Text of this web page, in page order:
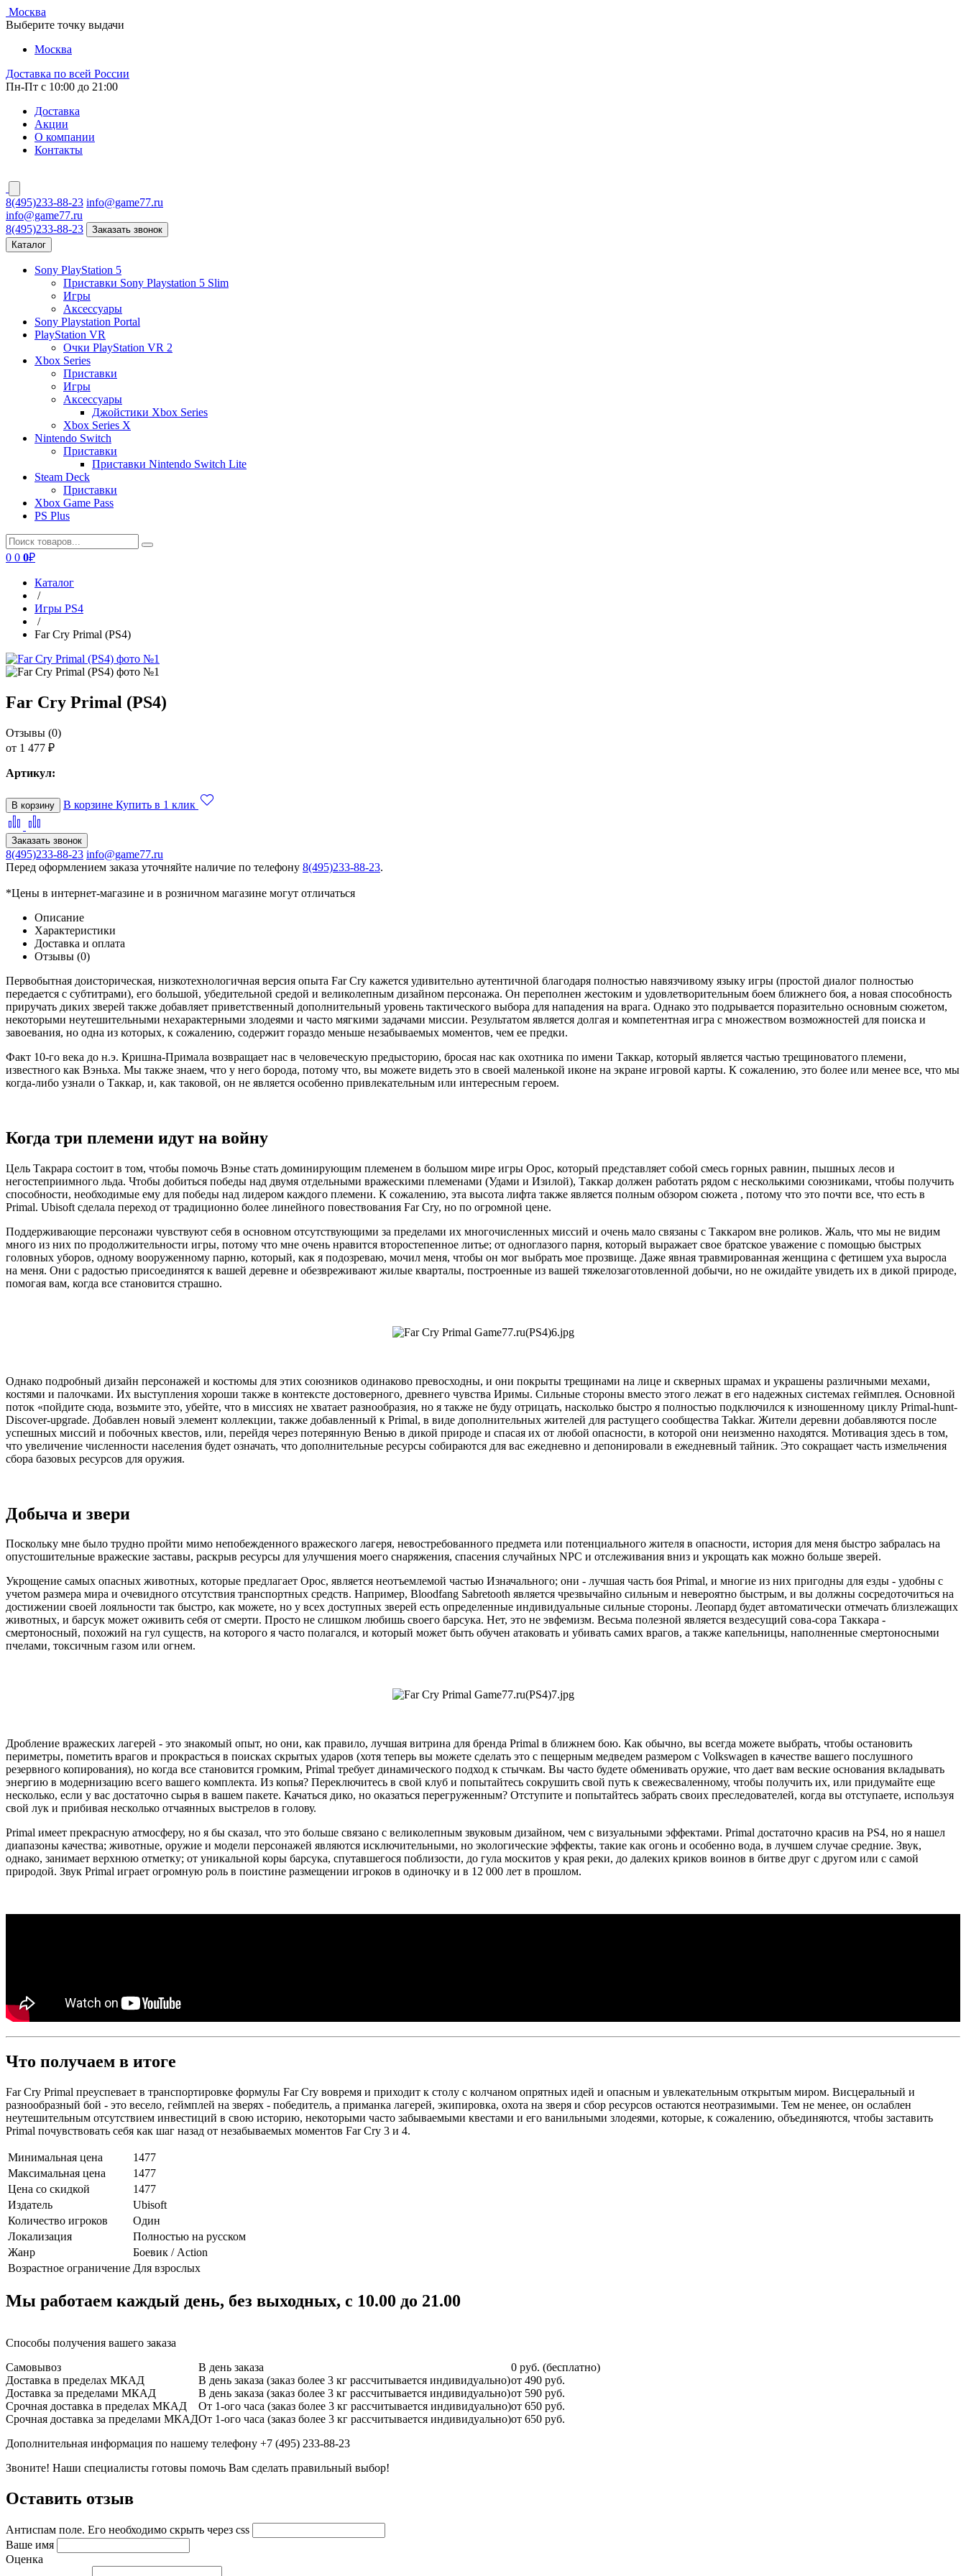
Москва
Выберите точку выдачи
Москва
Доставка по всей России
Пн-Пт с 10:00 до 21:00
Доставка
Акции
О компании
Контакты
8(495)233-88-23 info@game77.ru
info@game77.ru
8(495)233-88-23
Заказать звонок
Каталог
Sony PlayStation 5
Приставки Sony Playstation 5 Slim
Игры
Аксессуары
Sony Playstation Portal
PlayStation VR
Очки PlayStation VR 2
Xbox Series
Приставки
Игры
Аксессуары
Джойстики Xbox Series
Xbox Series X
Nintendo Switch
Приставки
Приставки Nintendo Switch Lite
Steam Deck
Приставки
Xbox Game Pass
PS Plus
0 0 0₽
Каталог
/
Игры PS4
/
Far Cry Primal (PS4)
Far Cry Primal (PS4)
Отзывы (0)
от 1 477 ₽
Артикул:
В корзину В корзине Купить в 1 клик
Заказать звонок
8(495)233-88-23 info@game77.ru
Перед оформлением заказа уточняйте наличие по телефону 8(495)233-88-23.
*Цены в интернет-магазине и в розничном магазине могут отличаться
Описание
Характеристики
Доставка и оплата
Отзывы (0)
Первобытная доисторическая, низкотехнологичная версия опыта Far Cry кажется удивительно аутентичной благодаря полностью навязчивому языку игры (простой диалог полностью
передается с субтитрами), его большой, убедительной средой и великолепным дизайном персонажа. Он переполнен жестоким и удовлетворительным боем ближнего боя, а новая способность
приручать диких зверей также добавляет приветственный дополнительный уровень тактического выбора для нападения на врага. Однако это подрывается поразительно основным сюжетом,
некоторыми неутешительными нехарактерными злодеями и часто мягкими задачами миссии. Результатом является долгая и компетентная игра с множеством возможностей для поиска и
завоевания, но одна из которых, к сожалению, содержит гораздо меньше незабываемых моментов, чем ее предки.
Факт 10-го века до н.э. Кришна-Примала возвращает нас в человеческую предысторию, бросая нас как охотника по имени Таккар, который является частью трещиноватого племени,
известного как Вэньха. Мы также знаем, что у него борода, потому что, вы можете видеть это в своей маленькой иконе на экране игровой карты. К сожалению, это более или менее все, что мы
когда-либо узнали о Таккар, и, как таковой, он не является особенно привлекательным или интересным героем.
Когда три племени идут на войну
Цель Такрара состоит в том, чтобы помочь Вэнье стать доминирующим племенем в большом мире игры Орос, который представляет собой смесь горных равнин, пышных лесов и
негостеприимного льда. Чтобы добиться победы над двумя отдельными вражескими племенами (Удами и Изилой), Таккар должен работать рядом с несколькими союзниками, чтобы получить
способности, необходимые ему для победы над лидером каждого племени. К сожалению, эта высота лифта также является полным обзором сюжета , потому что это почти все, что есть в
Primal. Ubisoft сделала переход от традиционно более линейного повествования Far Cry, но по огромной цене.
Поддерживающие персонажи чувствуют себя в основном отсутствующими за пределами их многочисленных миссий и очень мало связаны с Таккаром вне роликов. Жаль, что мы не видим
много из них по продолжительности игры, потому что мне очень нравится второстепенное литье; от одноглазого парня, который выражает свое братское уважение с помощью быстрых
головных уборов, одному вооруженному парню, который, как я подозреваю, мочил меня, чтобы он мог выбрать мое прозвище. Даже явная травмированная женщина с фетишем уха выросла
на меня. Они с радостью присоединятся к вашей деревне и обезвреживают жилые кварталы, построенные из вашей тяжелозаготовленной добычи, но не ожидайте увидеть их в дикой природе,
помогая вам, когда все становится страшно.
Однако подробный дизайн персонажей и костюмы для этих союзников одинаково превосходны, и они покрыты трещинами на лице и скверных шрамах и украшены различными мехами,
костями и палочками. Их выступления хороши также в контексте достоверного, древнего чувства Иримы. Сильные стороны вместо этого лежат в его надежных системах геймплея. Основной
поток «пойдите сюда, возьмите это, убейте, что в миссиях не хватает разнообразия, но я также не буду отрицать, насколько быстро я полностью подключился к изношенному циклу Primal-hunt-
Discover-upgrade. Добавлен новый элемент коллекции, также добавленный к Primal, в виде дополнительных жителей для растущего сообщества Takkar. Жители деревни добавляются после
успешных миссий и побочных квестов, или, перейдя через потерянную Венью в дикой природе и спасая их от любой опасности, в которой они неизменно находятся. Мотивация здесь в том,
что увеличение численности населения будет означать, что дополнительные ресурсы собираются для вас ежедневно и депонировали в ежедневный тайник. Это сокращает часть измельчения
сбора базовых ресурсов для оружия.
Добыча и звери
Поскольку мне было трудно пройти мимо непобежденного вражеского лагеря, невостребованного предмета или потенциального жителя в опасности, история для меня быстро забралась на
опустошительные вражеские заставы, раскрыв ресурсы для улучшения моего снаряжения, спасения случайных NPC и отслеживания вниз и укрощать как можно больше зверей.
Укрощение самых опасных животных, которые предлагает Орос, является неотъемлемой частью Изначального; они - лучшая часть боя Primal, и многие из них пригодны для езды - удобны с
учетом размера мира и очевидного отсутствия транспортных средств. Например, Bloodfang Sabretooth является чрезвычайно сильным и невероятно быстрым, и вы должны сосредоточиться на
достижении своей лояльности так быстро, как можете, но у всех доступных зверей есть определенные индивидуальные сильные стороны. Леопард будет автоматически отмечать близлежащих
животных, и барсук может оживить себя от смерти. Просто не слишком любишь своего барсука. Нет, это не эвфемизм. Весьма полезной является вездесущий сова-сора Таккара -
смертоносный, похожий на гул существ, на которого я часто полагался, и который может быть обучен атаковать и убивать самих врагов, а также капельницы, наполненные смертоносными
пчелами, токсичным газом или огнем.
Дробление вражеских лагерей - это знакомый опыт, но они, как правило, лучшая витрина для бренда Primal в ближнем бою. Как обычно, вы всегда можете выбрать, чтобы остановить
периметры, пометить врагов и прокрасться в поисках скрытых ударов (хотя теперь вы можете сделать это с пещерным медведем размером с Volkswagen в качестве вашего послушного
резервного копирования), но когда все становится громким, Primal требует динамического подход к стычкам. Вы часто будете обменивать оружие, что дает вам веские основания вкладывать
энергию в модернизацию всего вашего комплекта. Из копья? Переключитесь в свой клуб и попытайтесь сокрушить свой путь к свежесваленному, чтобы получить их, или придумайте еще
несколько, если у вас достаточно сырья в вашем пакете. Качаться дико, но оказаться перегруженным? Отступите и попытайтесь забрать своих преследователей, когда вы отступаете, используя
свой лук и прибивая несколько отчаянных выстрелов в голову.
Primal имеет прекрасную атмосферу, но я бы сказал, что это больше связано с великолепным звуковым дизайном, чем с визуальными эффектами. Primal достаточно красив на PS4, но я нашел
диапазоны качества; животные, оружие и модели персонажей являются исключительными, но экологические эффекты, такие как огонь и особенно вода, в лучшем случае средние. Звук,
однако, занимает верхнюю отметку; от уникальной коры барсука, спутавшегося поблизости, до гула москитов у края реки, до далеких криков воинов в битве друг с другом или с самой
природой. Звук Primal играет огромную роль в поистине размещении игроков в одиночку и в 12 000 лет в прошлом.
Что получаем в итоге
Far Cry Primal преуспевает в транспортировке формулы Far Cry вовремя и приходит к столу с колчаном опрятных идей и опасным и увлекательным открытым миром. Висцеральный и
разнообразный бой - это весело, геймплей на зверях - победитель, а приманка лагерей, экипировка, охота на зверя и сбор ресурсов остаются неотразимыми. Тем не менее, он ослаблен
неутешительным отсутствием инвестиций в свою историю, некоторыми часто забываемыми квестами и его ванильными злодеями, которые, к сожалению, объединяются, чтобы заставить
Primal почувствовать себя как шаг назад от незабываемых моментов Far Cry 3 и 4.
Минимальная цена
1477
Максимальная цена
1477
Цена со скидкой
1477
Издатель
Ubisoft
Количество игроков
Один
Локализация
Полностью на русском
Жанр
Боевик / Action
Возрастное ограничение Для взрослых
Мы работаем каждый день, без выходных, с 10.00 до 21.00
Способы получения вашего заказа
Самовывоз
В день заказа
0 руб. (бесплатно)
Доставка в пределах МКАД
В день заказа (заказ более 3 кг рассчитывается индивидуально)от 490 руб.
Доставка за пределами МКАД
В день заказа (заказ более 3 кг рассчитывается индивидуально)от 590 руб.
Срочная доставка в пределах МКАД
От 1-ого часа (заказ более 3 кг рассчитывается индивидуально)от 650 руб.
Срочная доставка за пределами МКАДОт 1-ого часа (заказ более 3 кг рассчитывается индивидуально)от 650 руб.
Дополнительная информация по нашему телефону +7 (495) 233-88-23
Звоните! Наши специалисты готовы помочь Вам сделать правильный выбор!
Оставить отзыв
Антиспам поле. Его необходимо скрыть через css
Ваше имя
Оценка